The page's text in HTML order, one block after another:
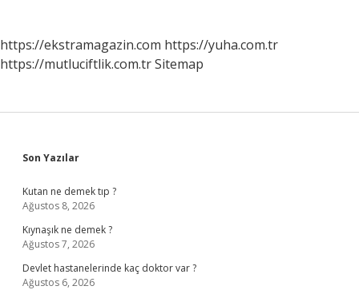
https://ekstramagazin.com https://yuha.com.tr
https://mutluciftlik.com.trSitemap
Sidebar
Son Yazılar
Kutan ne demek tıp ?
Ağustos 8, 2026
Kıynaşık ne demek ?
Ağustos 7, 2026
Devlet hastanelerinde kaç doktor var ?
Ağustos 6, 2026